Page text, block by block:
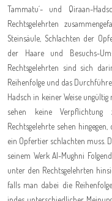
Tammatu´- und Qiraan-
Rechtsgelehrten
Steinsäule, Schlachten der
der Haare und Besuchs-
Rechtsgelehrten sind sich
Reihenfolge und das
Hadsch in keiner Weise
sehen keine Verpflichtung
Rechtsgelehrte sehen
ein Opfertier schlachten muss.
seinem Werk Al-Mughni
unter den Rechtsgelehrten
falls man dabei die